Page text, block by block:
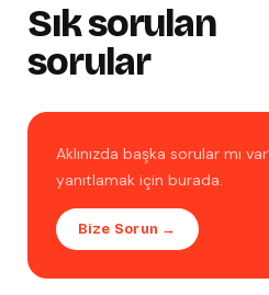
Sık sorulan
sorular
Aklınızda başka sorular mı
yanıtlamak için burada.
Bize Sorun →